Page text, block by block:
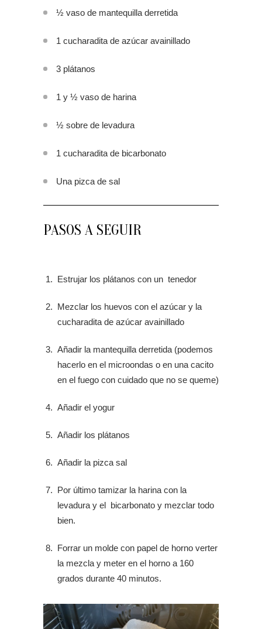
½ vaso de mantequilla derretida
1 cucharadita de azúcar avainillado
3 plátanos
1 y ½ vaso de harina
½ sobre de levadura
1 cucharadita de bicarbonato
Una pizca de sal
PASOS A SEGUIR
Estrujar los plátanos con un tenedor
Mezclar los huevos con el azúcar y la
cucharadita de azúcar avainillado
Añadir la mantequilla derretida (podemos
hacerlo en el microondas o en una cacito
en el fuego con cuidado que no se queme)
Añadir el yogur
Añadir los plátanos
Añadir la pizca sal
Por último tamizar la harina con la
levadura y el bicarbonato y mezclar todo
bien.
Forrar un molde con papel de horno verter
la mezcla y meter en el horno a 160
grados durante 40 minutos.